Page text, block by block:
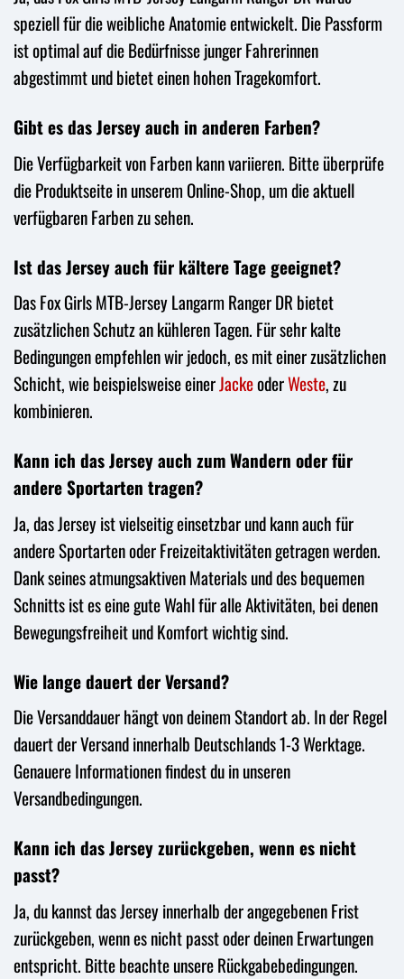
speziell für die weibliche Anatomie entwickelt. Die Passform
ist optimal auf die Bedürfnisse junger Fahrerinnen
abgestimmt und bietet einen hohen Tragekomfort.
Gibt es das Jersey auch in anderen Farben?
Die Verfügbarkeit von Farben kann variieren. Bitte überprüfe
die Produktseite in unserem Online-Shop, um die aktuell
verfügbaren Farben zu sehen.
Ist das Jersey auch für kältere Tage geeignet?
Das Fox Girls MTB-Jersey Langarm Ranger DR bietet
zusätzlichen Schutz an kühleren Tagen. Für sehr kalte
Bedingungen empfehlen wir jedoch, es mit einer zusätzlichen
Schicht, wie beispielsweise einerJackeoderWeste, zu
kombinieren.
Kann ich das Jersey auch zum Wandern oder für
andere Sportarten tragen?
Ja, das Jersey ist vielseitig einsetzbar und kann auch für
andere Sportarten oder Freizeitaktivitäten getragen werden.
Dank seines atmungsaktiven Materials und des bequemen
Schnitts ist es eine gute Wahl für alle Aktivitäten, bei denen
Bewegungsfreiheit und Komfort wichtig sind.
Wie lange dauert der Versand?
Die Versanddauer hängt von deinem Standort ab. In der Regel
dauert der Versand innerhalb Deutschlands 1-3 Werktage.
Genauere Informationen findest du in unseren
Versandbedingungen.
Kann ich das Jersey zurückgeben, wenn es nicht
passt?
Ja, du kannst das Jersey innerhalb der angegebenen Frist
zurückgeben, wenn es nicht passt oder deinen Erwartungen
entspricht. Bitte beachte unsere Rückgabebedingungen.